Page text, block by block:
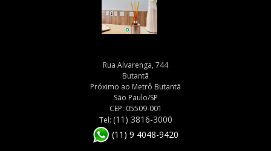
Rua Alvarenga, 744
Butantã
Próximo ao Metrô Butantã
São Paulo/SP
CEP: 05509-001
Tel: (11) 3816-3000
(11) 9 4048-9420